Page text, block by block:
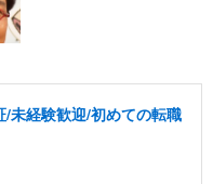
未経験歓迎/初めての転職